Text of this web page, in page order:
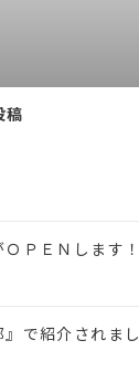
稿
ＰＥＮします！
』で紹介されまし